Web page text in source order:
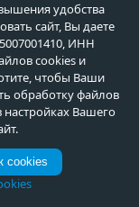
в соответствии с
.
удобства
сайт, Вы даете
ИНН
cookies и
чтобы Ваши
обработку файлов
настройках Вашего
cookies